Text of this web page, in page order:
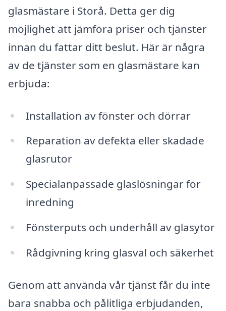
glasmästare i Storå. Detta ger dig
möjlighet att jämföra priser och tjänster
innan du fattar ditt beslut. Här är några
av de tjänster som en glasmästare kan
erbjuda:
Installation av fönster och dörrar
Reparation av defekta eller skadade
glasrutor
Specialanpassade glaslösningar för
inredning
Fönsterputs och underhåll av glasytor
Rådgivning kring glasval och säkerhet
Genom att använda vår tjänst får du inte
bara snabba och pålitliga erbjudanden,